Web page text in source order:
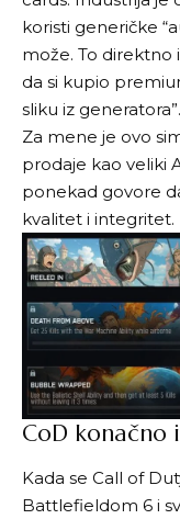
koristi generičke
može. To direktno
da si kupio
sliku iz generatora”.
Za mene je ovo
prodaje kao veliki
ponekad govore
kvalitet i integritet.
CoD konačno
Kada se Call of
Battlefieldom 6 i